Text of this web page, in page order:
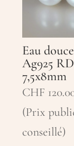
Eau
Ag925
7,5x8mm
CHF
(Prix
conseillé)